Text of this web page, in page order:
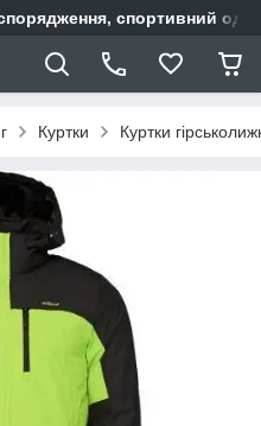
спортивний
Куртки Куртки